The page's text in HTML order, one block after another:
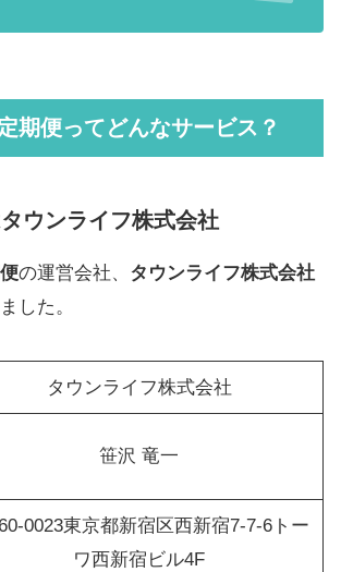
期便ってどんなサービス？
ウンライフ株式会社
の運営会社、 タウンライフ株式会社
した。
タウンライフ株式会社
笹沢 竜一
0023東京都新宿区西新宿7-7-6トー
ワ西新宿ビル4F